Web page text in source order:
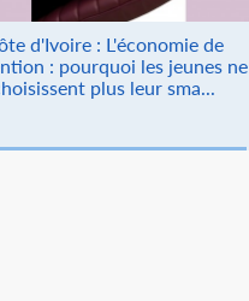
d'Ivoire : L'économie de
: pourquoi les jeunes ne
plus leur sma...